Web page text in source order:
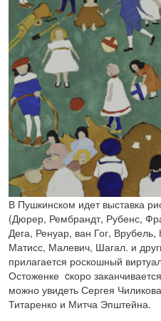
В Пушкинском идет выставка
(Дюрер, Рембрандт, Рубенс,
Дега, Ренуар, ван Гог,
Матисс, Малевич, Шагал. и
прилагается роскошный
Остоженке cкоро
можно увидеть Сергея
Титаренко и Митча Эпштейна.